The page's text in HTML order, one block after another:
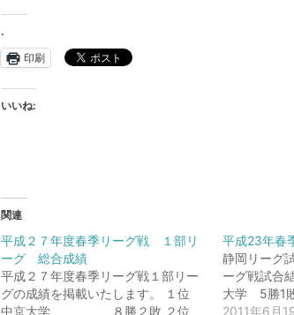
.
印刷
いいね:
関連
平成２７年度春季リーグ戦 １部リ
ーグ 総合成績
平成２７年度春季リーグ戦１部リー
グの成績を掲載いたします。 １位
中京大学 ８勝２敗 ２位
平成23年春
静岡リーグ
ーグ戦試
大学 5勝1
2011年6月